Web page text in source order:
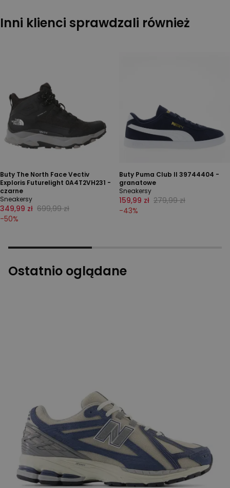
Inni klienci sprawdzali również
Buty The North Face Vectiv
Exploris Futurelight 0A4T2VH231 -
czarne
Sneakersy
349,99 zł 699,99 zł
-50%
Buty Puma Club II 39744404 -
granatowe
Sneakersy
159,99 zł 279,99 zł
-43%
Ostatnio oglądane